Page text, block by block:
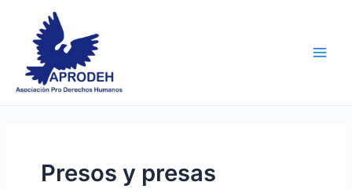
content
Presos y presas